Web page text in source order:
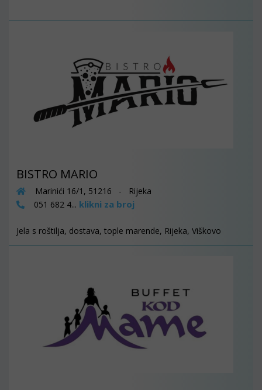
BISTRO MARIO
Marinići 16/1, 51216 - Rijeka
051 682 4... klikni za broj
Jela s roštilja, dostava, tople marende, Rijeka, Viškovo